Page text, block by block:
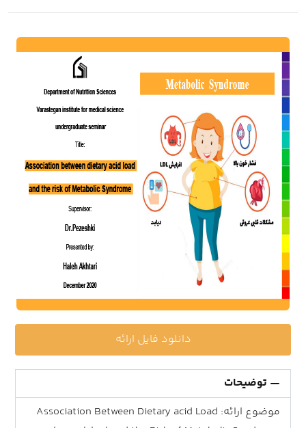
دانلود فایل ارائه
توضیحات
موضوع ارائه: Association Between Dietary acid Load